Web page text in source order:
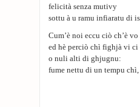
felicità senza mutivy
sottu à u ramu infiaratu di
Cum’è noi eccu ciò ch’è vo
ed hè perciò chì fighjà vi ci
o nuli alti di ghjugnu:
fume nettu di un tempu chì,